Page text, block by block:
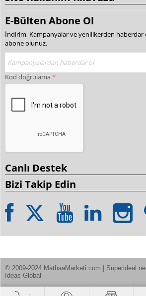
E-Bülten Abone Ol
İndirim, Kampanyalar ve yenilikerden
abone olunuz.
Kod doğrulama
Canlı Destek
Bizi Takip Edin
© 2009-2024 MatbaaMarketi.com |
Ideas Global